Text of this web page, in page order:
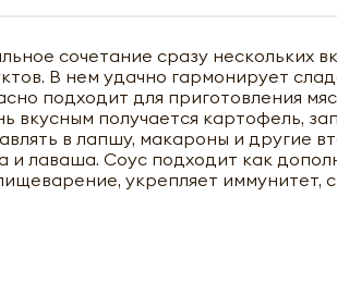
сочетание сразу нескольких
В нем удачно гармонирует
подходит для приготовления
вкусным получается картофель,
в лапшу, макароны и другие
и лаваша. Соус подходит как
укрепляет иммунитет,